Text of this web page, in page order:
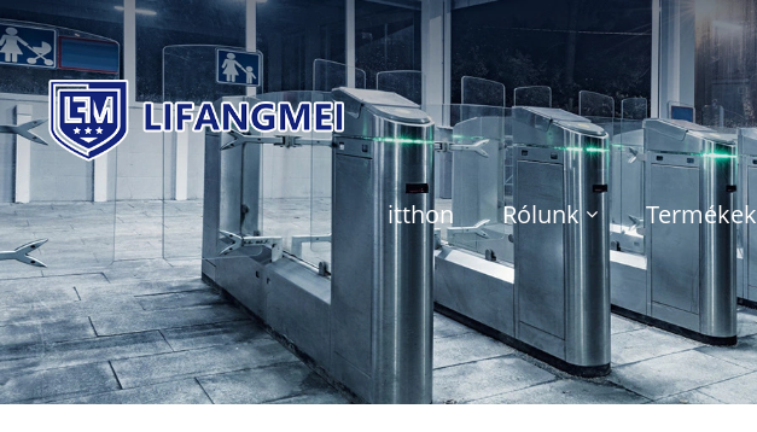
itthon Rólunk Termékek